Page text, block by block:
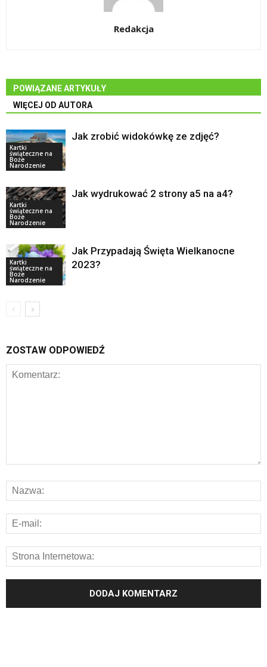
Redakcja
POWIĄZANE ARTYKUŁY
WIĘCEJ OD AUTORA
Kartki
świąteczne na
Boże
Narodzenie
Jak zrobić widokówkę ze zdjęć?
Kartki
świąteczne na
Boże
Narodzenie
Jak wydrukować 2 strony a5 na a4?
Kartki
świąteczne na
Boże
Narodzenie
Jak Przypadają Święta Wielkanocne
2023?
ZOSTAW ODPOWIEDŹ